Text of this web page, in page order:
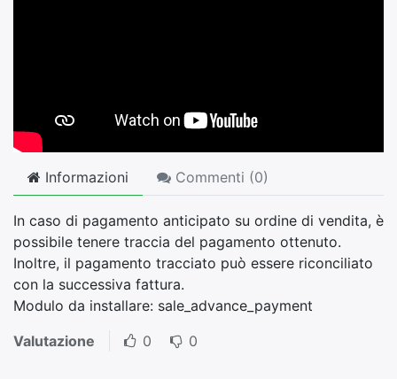
Informazioni Commenti (0)
In caso di pagamento anticipato su ordine di vendita, è
possibile tenere traccia del pagamento ottenuto.
Inoltre, il pagamento tracciato può essere riconciliato
con la successiva fattura.
Modulo da installare: sale_advance_payment
Valutazione
0 0